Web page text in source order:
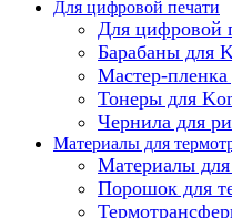
Для цифровой печати
Для цифровой
Барабаны для
Мастер-пленка
Тонеры для
Чернила для
Материалы для
Материалы для
Порошок для